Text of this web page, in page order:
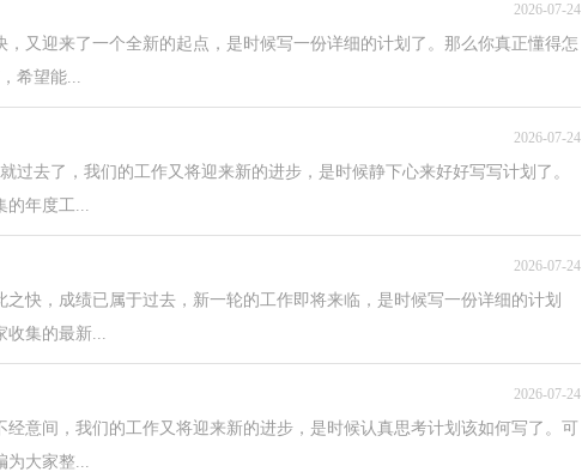
2026-07-24
又迎来了一个全新的起点，是时候写一份详细的计划了。那么你真正懂得怎
希望能...
2026-07-24
过去了，我们的工作又将迎来新的进步，是时候静下心来好好写写计划了。
的年度工...
2026-07-24
之快，成绩已属于过去，新一轮的工作即将来临，是时候写一份详细的计划
收集的最新...
2026-07-24
意间，我们的工作又将迎来新的进步，是时候认真思考计划该如何写了。可
为大家整...